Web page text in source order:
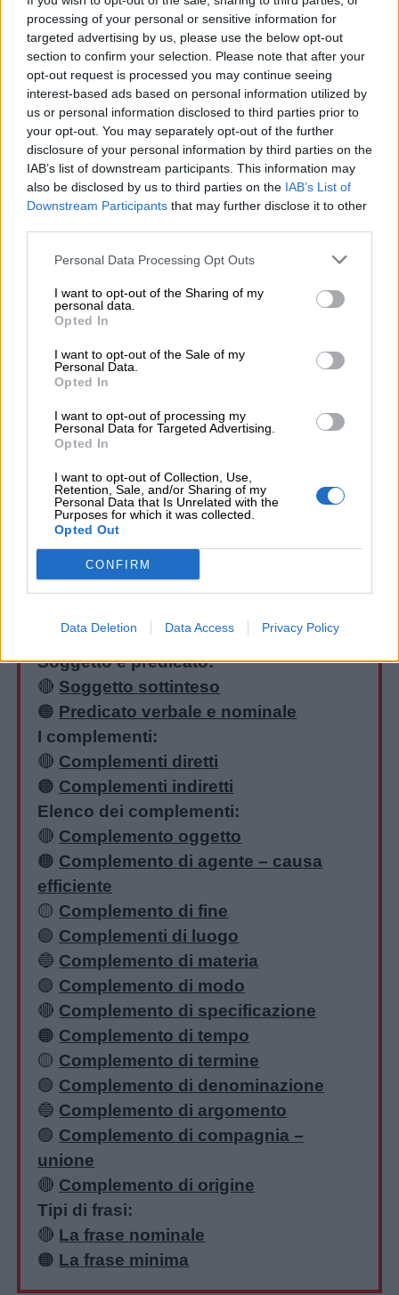
processing of your personal or sensitive information for
targeted advertising by us, please use the below opt-out
section to confirm your selection. Please note that after your
opt-out request is processed you may continue seeing
interest-based ads based on personal information utilized by
us or personal information disclosed to third parties prior to
your opt-out. You may separately opt-out of the further
disclosure of your personal information by third parties on the
IAB’s list of downstream participants. This information may
also be disclosed by us to third parties on the IAB’s List of
Downstream Participants that may further disclose it to other
Personal Data Processing Opt Outs
I want to opt-out of the Sharing of my
personal data.
Opted In
I want to opt-out of the Sale of my
Personal Data.
Opted In
I want to opt-out of processing my
Personal Data for Targeted Advertising.
Opted In
I want to opt-out of Collection, Use,
Retention, Sale, and/or Sharing of my
Personal Data that Is Unrelated with the
Purposes for which it was collected.
Opted Out
CONFIRM
Data Deletion Data Access Privacy Policy
I COMPLEMENTI DI LUOGO
Analizza le parole evidenziate in grassetto.
COMPLEMENTI INDIRETTI
(SPECIFICAZIONE, TERMINE,
Analizza le parole evidenziate in grassetto.
Le regole dell’analisi logica
Soggetto e predicato:
🔴 Soggetto sottinteso
🟠 Predicato verbale e nominale
I complementi:
🔴 Complementi diretti
🟠 Complementi indiretti
Elenco dei complementi:
🔴 Complemento oggetto
🟠 Complemento di agente – causa
efficiente
🟡 Complemento di fine
🟢 Complementi di luogo
🔵 Complemento di materia
🟣 Complemento di modo
🔴 Complemento di specificazione
🟠 Complemento di tempo
🟡 Complemento di termine
🟢 Complemento di denominazione
🔵 Complemento di argomento
🟣 Complemento di compagnia –
unione
🔴 Complemento di origine
Tipi di frasi:
🔴 La frase nominale
🟠 La frase minima